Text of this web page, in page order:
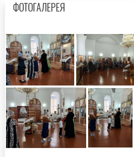
ФОТОГАЛЕРЕЯ